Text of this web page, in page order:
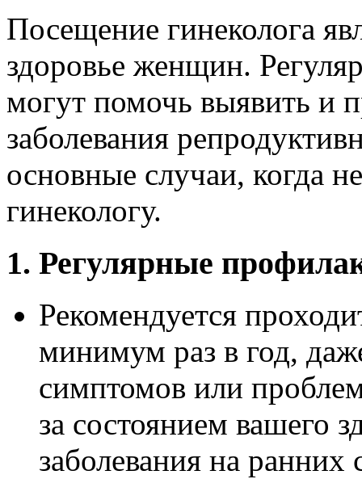
Посещение гинеколога
здоровье женщин.
могут помочь выявить и
заболевания
основные случаи, когда
гинекологу.
1. Регулярные
Рекомендуется
минимум раз в год,
симптомов или
за состоянием вашего
заболевания на ранних